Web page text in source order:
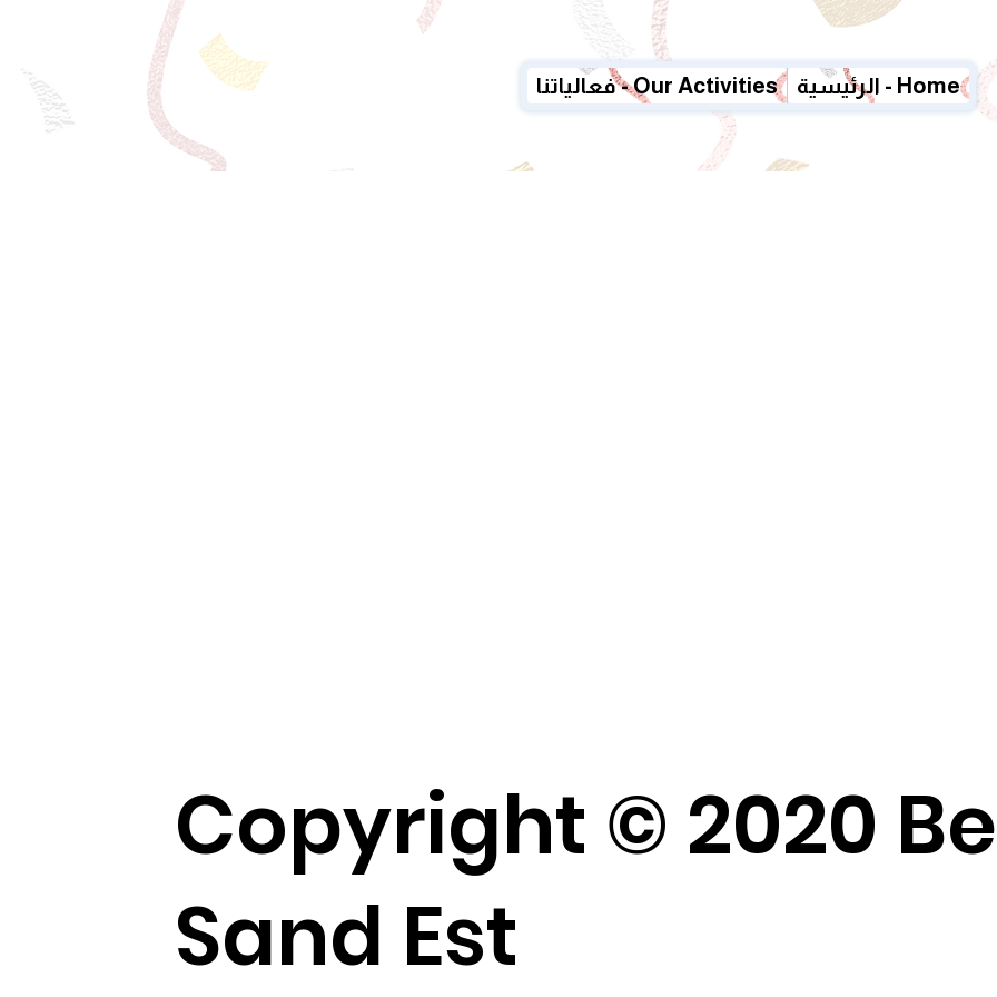
فعالياتنا - Our Activities الرئيسية - Home
Copyright © 2020
Sand Est